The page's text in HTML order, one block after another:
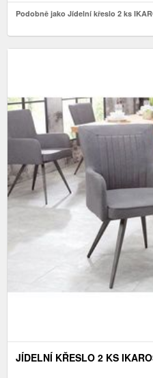
Podobně jako Jídelní křeslo 2 ks
JÍDELNÍ KŘESLO 2 KS